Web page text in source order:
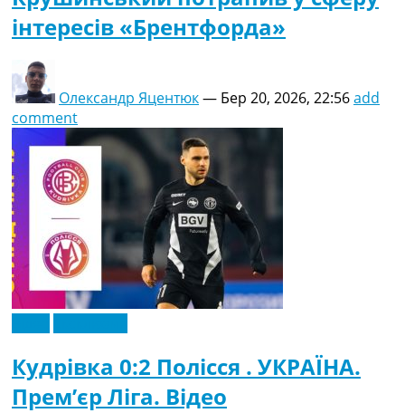
інтересів «Брентфорда»
Олександр Яцентюк— Бер 20, 2026, 22:56add
comment
Кудрівка 0:2 Полісся . УКРАЇНА.
Прем’єр Ліга. Відео